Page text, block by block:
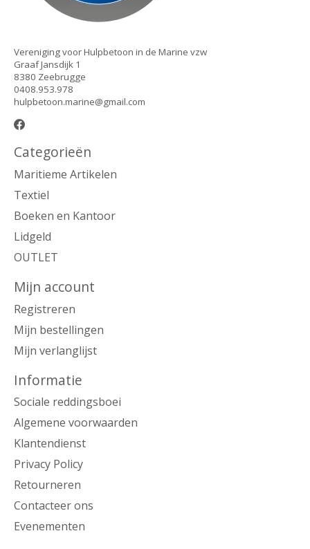
Vereniging voor Hulpbetoon in de Marine vzw
Graaf Jansdijk 1
8380 Zeebrugge
0408.953.978
hulpbetoon.marine@gmail.com
Categorieën
Maritieme Artikelen
Textiel
Boeken en Kantoor
Lidgeld
OUTLET
Mijn account
Registreren
Mijn bestellingen
Mijn verlanglijst
Informatie
Sociale reddingsboei
Algemene voorwaarden
Klantendienst
Privacy Policy
Retourneren
Contacteer ons
Evenementen